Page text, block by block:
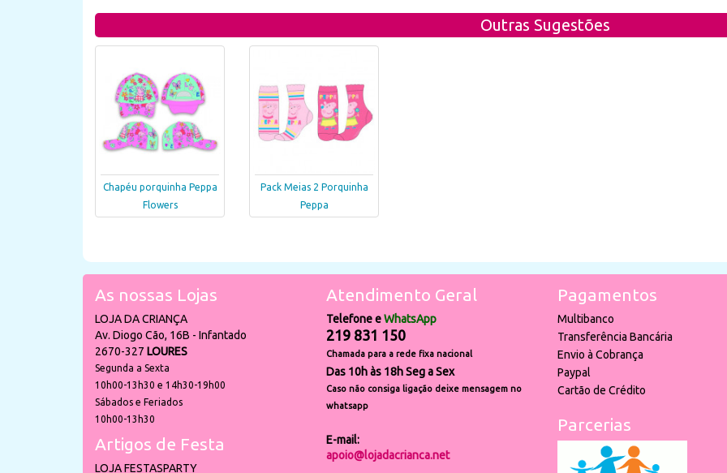
Outras Sugestões
Chapéu porquinha Peppa
Flowers
Pack Meias 2 Porquinha
Peppa
As nossas Lojas
LOJA DA CRIANÇA
Av. Diogo Cão, 16B - Infantado
2670-327 LOURES
Segunda a Sexta
10h00-13h30 e 14h30-19h00
Sábados e Feriados
10h00-13h30
Artigos de Festa
LOJA FESTASPARTY
Atendimento Geral
Telefone eWhatsApp
219 831 150
Chamada para a rede fixa nacional
Das 10h às 18h Seg a Sex
Caso não consiga ligação deixe mensagem no
whatsapp
E-mail:
apoio@lojadacrianca.net
Pagamentos
Multibanco
Transferência Bancária
Envio à Cobrança
Paypal
Cartão de Crédito
Parcerias